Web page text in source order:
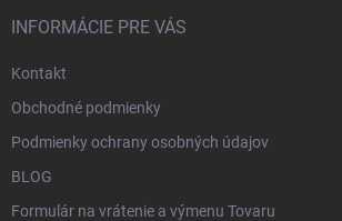
INFORMÁCIE PRE VÁS
Kontakt
Obchodné podmienky
Podmienky ochrany osobných údajov
BLOG
Formulár na vrátenie a výmenu Tovaru